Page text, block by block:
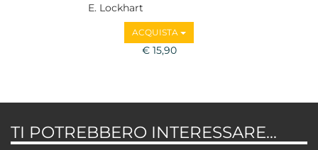
E. Lockhart
ACQUISTA
€ 15,90
TI POTREBBERO INTERESSARE...